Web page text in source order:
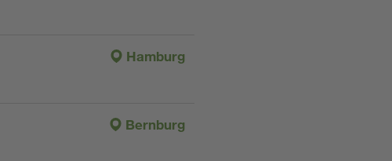
Hamburg
Bernburg